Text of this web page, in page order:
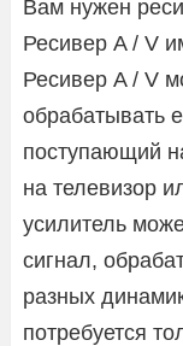
Вам нужен
Ресивер A / V
Ресивер A / V
обрабатывать
поступающий
на телевизор
усилитель
сигнал,
разных
потребуется